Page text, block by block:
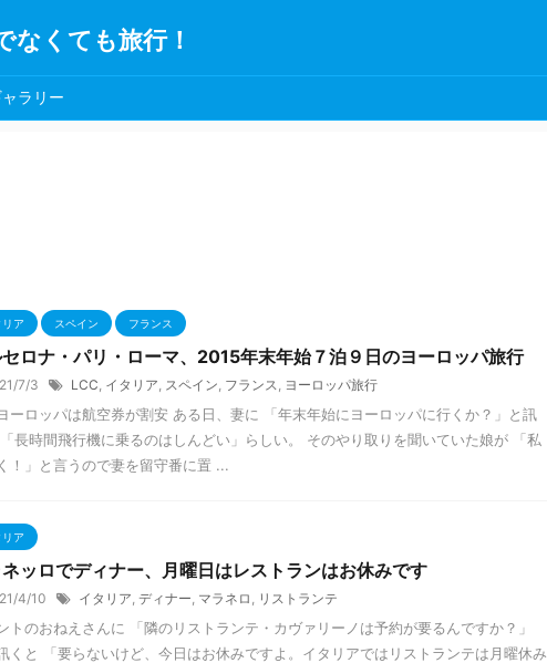
なくても旅行！
ラリー
リア スペイン フランス
ロナ・パリ・ローマ、2015年末年始７泊９日のヨーロッパ旅行
7/3 LCC, イタリア, スペイン, フランス, ヨーロッパ旅行
ーロッパは航空券が割安 ある日、妻に 「年末年始にヨーロッパに行くか？」と訊
長時間飛行機に乗るのはしんどい」らしい。 そのやり取りを聞いていた娘が 「私
！」と言うので妻を留守番に置 ...
リア
ッロでディナー、月曜日はレストランはお休みです
4/10 イタリア, ディナー, マラネロ , リストランテ
トのおねえさんに 「隣のリストランテ・カヴァリーノは予約が要るんですか？」
くと 「要らないけど、今日はお休みですよ。イタリアではリストランテは月曜休み